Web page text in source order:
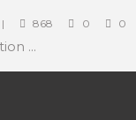
868 0 0
...